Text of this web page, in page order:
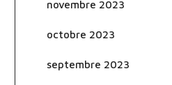
novembre 2023
octobre 2023
septembre 2023